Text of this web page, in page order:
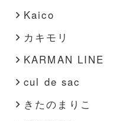
Kaico
カキモリ
KARMAN LINE
cul de sac
きたのまりこ